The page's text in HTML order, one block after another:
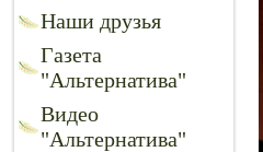
Наши друзья
Газета
"Альтернатива"
Видео
"Альтернатива"